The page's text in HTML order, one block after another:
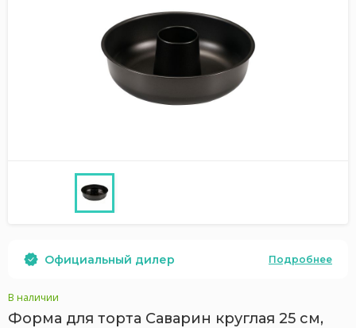
Официальный дилер Подробнее
В наличии
Форма для торта Саварин круглая 25 см,